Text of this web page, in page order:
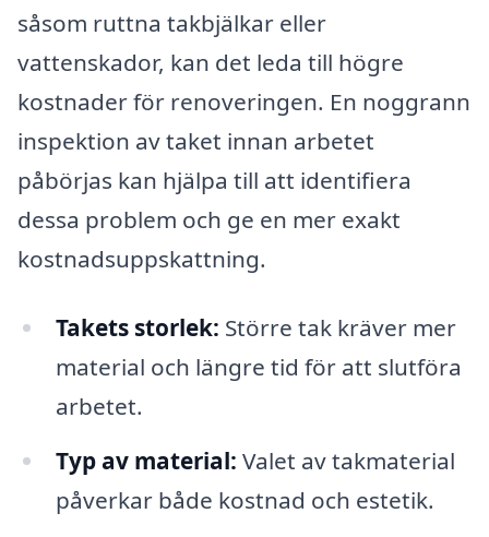
såsom ruttna takbjälkar eller
vattenskador, kan det leda till högre
kostnader för renoveringen. En noggrann
inspektion av taket innan arbetet
påbörjas kan hjälpa till att identifiera
dessa problem och ge en mer exakt
kostnadsuppskattning.
Takets storlek: Större tak kräver mer
material och längre tid för att slutföra
arbetet.
Typ av material: Valet av takmaterial
påverkar både kostnad och estetik.